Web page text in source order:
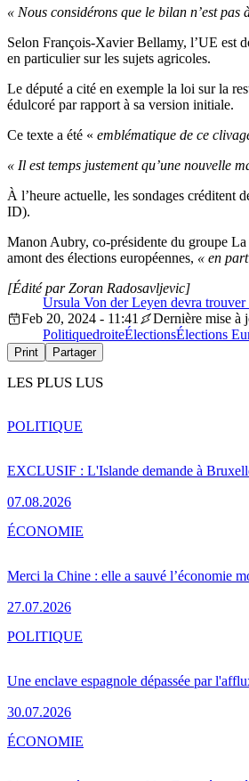
« Nous considérons que le bilan n’est
Selon François-Xavier Bellamy, l’UE est
en particulier sur les sujets agricoles.
Le député a cité en exemple la loi sur la
édulcoré par rapport à sa version initiale.
Ce texte a été « emblématique de ce
« Il est temps justement qu’une nouvelle
À l’heure actuelle, les sondages créditent
ID).
Manon Aubry, co-présidente du groupe
amont des élections européennes, « en
Ursula Von der Leyen devra
[Édité par Zoran Radosavljevic]
Feb 20, 2024 - 11:41
Dernière mise à
PolitiquedroiteÉlectionsÉlections
Print Partager
LES PLUS LUS
EXCLUSIF : L'Islande demande à
07.08.2026
POLITIQUE
Merci la Chine : elle a sauvé l’économie
27.07.2026
ÉCONOMIE
Une enclave espagnole dépassée par
30.07.2026
POLITIQUE
ÉCONOMIE